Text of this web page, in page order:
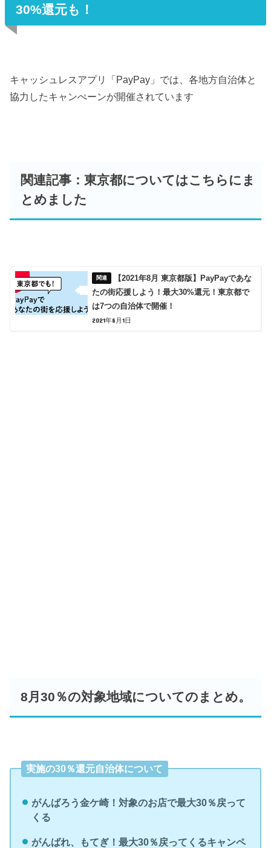
30%還元も！
キャッシュレスアプリ「PayPay」では、各地方自治体と
協力したキャンぺーンが開催されています
関連記事：東京都についてはこちらにま
とめました
【2021年8月 東京都版】PayPayであな
たの街応援しよう！最大30%還元！東京都で
は7つの自治体で開催！
2021年8月1日
8月30％の対象地域についてのまとめ。
実施の30％還元自治体について
がんばろう金ケ崎！対象のお店で最大30％戻って
くる
がんばれ、もてぎ！最大30％戻ってくるキャンペ